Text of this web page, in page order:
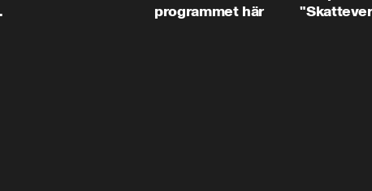
programmet här